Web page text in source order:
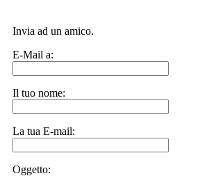
Invia ad un amico.
E-Mail a:
Il tuo nome:
La tua E-mail:
Oggetto: